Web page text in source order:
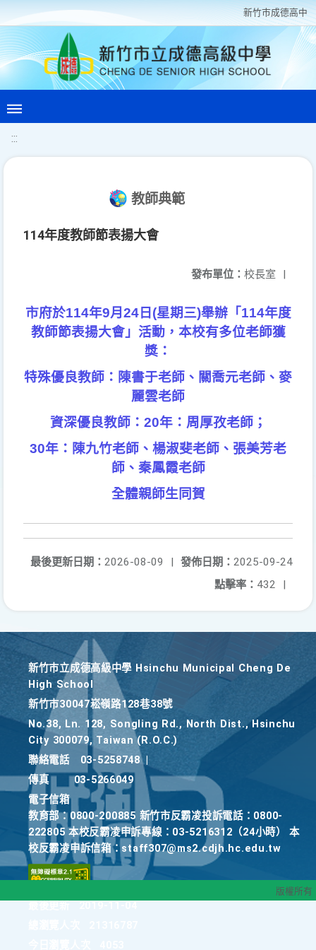
新竹巿成德高中
:::
教師典範
114年度教師節表揚大會
發布單位： 校長室 |
市府於114年9月 24日 (星期三)舉辦「 114年度
教師節表揚大會」活動，本校有多位老師獲
獎：
特殊優良教師：陳書于老師、關喬元老師、麥
麗雲老師
資深優良教師： 20年：周厚孜老師；
30年：陳九竹老師、楊淑斐老師、張美芳老
師、秦鳳霞老師
全體親師生同賀
發佈日期： 2025-09-24
最後更新日期： 2026-08-09
|
點擊率： 432 |
新竹巿立成德高級中學 Hsinchu Municipal Cheng De
High School
新竹巿30047崧嶺路128巷38號
No.38, Ln. 128, Songling Rd., North Dist., Hsinchu
City 300079, Taiwan (R.O.C.)
聯絡電話
03-5258748
傳真
03-5266049
電子信箱
教育部：0800-200885 新竹市反霸凌投訴電話：0800-
222805 本校反霸凌申訴專線：03-5216312（24小時） 本
校反霸凌申訴信箱：staff307@ms2.cdjh.hc.edu.tw
版權所有